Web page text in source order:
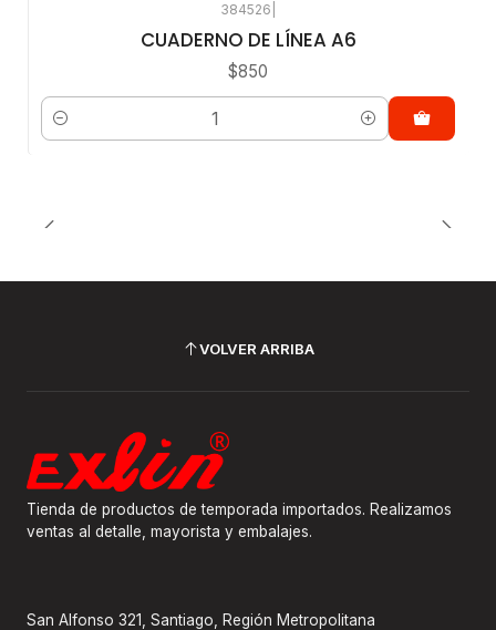
384526
CUADERNO DE LÍNEA A6
$850
Cantidad
VOLVER ARRIBA
Tienda de productos de temporada importados. Realizamos
ventas al detalle, mayorista y embalajes.
San Alfonso 321, Santiago, Región Metropolitana